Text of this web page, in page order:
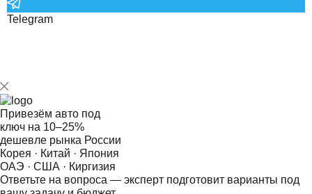
Telegram
Привезём авто под
ключ на 10–25%
дешевле рынка России
Корея · Китай · Япония
ОАЭ · США · Киргизия
Ответьте на вопроса — эксперт подготовит варианты под